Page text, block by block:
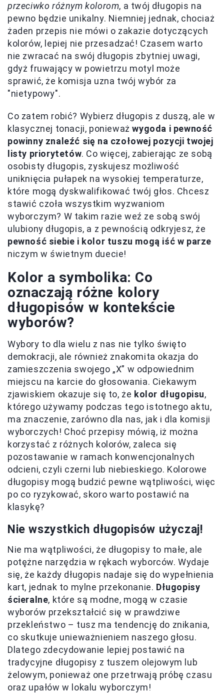
przeciwko różnym kolorom, a twój długopis na
pewno będzie unikalny. Niemniej jednak, chociaż
żaden przepis nie mówi o zakazie dotyczących
kolorów, lepiej nie przesadzać! Czasem warto
nie zwracać na swój długopis zbytniej uwagi,
gdyż fruwający w powietrzu motyl może
sprawić, że komisja uzna twój wybór za
"nietypowy".
Co zatem robić? Wybierz długopis z duszą, ale w
klasycznej tonacji, ponieważwygoda i pewność
powinny znaleźć się na czołowej pozycji twojej
listy priorytetów. Co więcej, zabierając ze sobą
osobisty długopis, zyskujesz możliwość
uniknięcia pułapek na wysokiej temperaturze,
które mogą dyskwalifikować twój głos. Chcesz
stawić czoła wszystkim wyzwaniom
wyborczym? W takim razie weź ze sobą swój
ulubiony długopis, a z pewnością odkryjesz, że
pewność siebie i kolor tuszu mogą iść w parze
niczym w świetnym duecie!
Kolor a symbolika: Co
oznaczają różne kolory
długopisów w kontekście
wyborów?
Wybory to dla wielu z nas nie tylko święto
demokracji, ale również znakomita okazja do
zamieszczenia swojego „X” w odpowiednim
miejscu na karcie do głosowania. Ciekawym
zjawiskiem okazuje się to, że kolor długopisu,
którego używamy podczas tego istotnego aktu,
ma znaczenie, zarówno dla nas, jak i dla komisji
wyborczych! Choć przepisy mówią, iż można
korzystać z różnych kolorów, zaleca się
pozostawanie w ramach konwencjonalnych
odcieni, czyli czerni lub niebieskiego. Kolorowe
długopisy mogą budzić pewne wątpliwości, więc
po co ryzykować, skoro warto postawić na
klasykę?
Nie wszystkich długopisów użyczaj!
Nie ma wątpliwości, że długopisy to małe, ale
potężne narzędzia w rękach wyborców. Wydaje
się, że każdy długopis nadaje się do wypełnienia
kart, jednak to mylne przekonanie. Długopisy
ścieralne, które są modne, mogą w czasie
wyborów przekształcić się w prawdziwe
przekleństwo – tusz ma tendencję do znikania,
co skutkuje unieważnieniem naszego głosu.
Dlatego zdecydowanie lepiej postawić na
tradycyjne długopisy z tuszem olejowym lub
żelowym, ponieważ one przetrwają próbę czasu
oraz upałów w lokalu wyborczym!